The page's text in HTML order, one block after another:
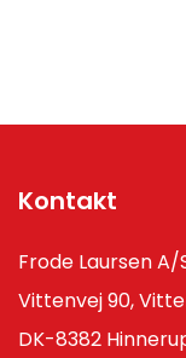
Kontakt
Frode Laursen A/
Vittenvej 90,
DK-8382